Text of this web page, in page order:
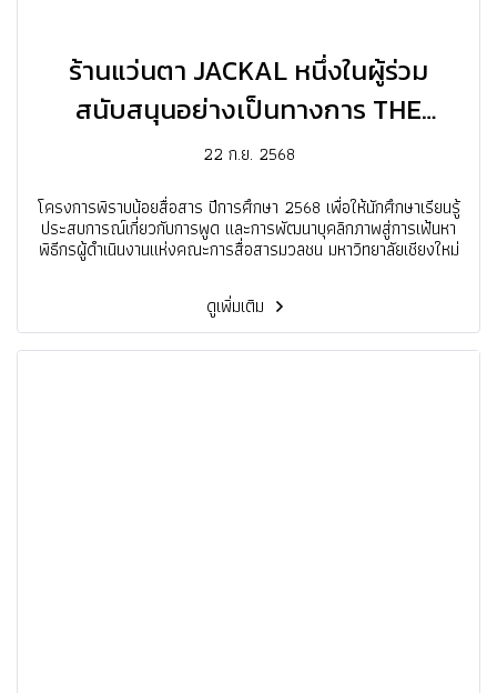
ร้านแว่นตา JACKAL หนึ่งในผู้ร่วม
สนับสนุนอย่างเป็นทางการ THE
GRAND FINALE MC OF MASS
COMMUNICATION 2025
22 ก.ย. 2568
โครงการพิราบน้อยสื่อสาร ปีการศึกษา 2568 เพื่อให้นักศึกษาเรียนรู้
ประสบการณ์เกี่ยวกับการพูด และการพัฒนาบุคลิกภาพสู่การเฟ้นหา
พิธีกรผู้ดำเนินงานแห่งคณะการสื่อสารมวลชน มหาวิทยาลัยเชียงใหม่
ดูเพิ่มเติม